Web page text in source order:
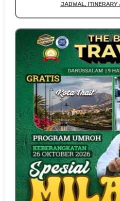
JADWAL, ITINERARY